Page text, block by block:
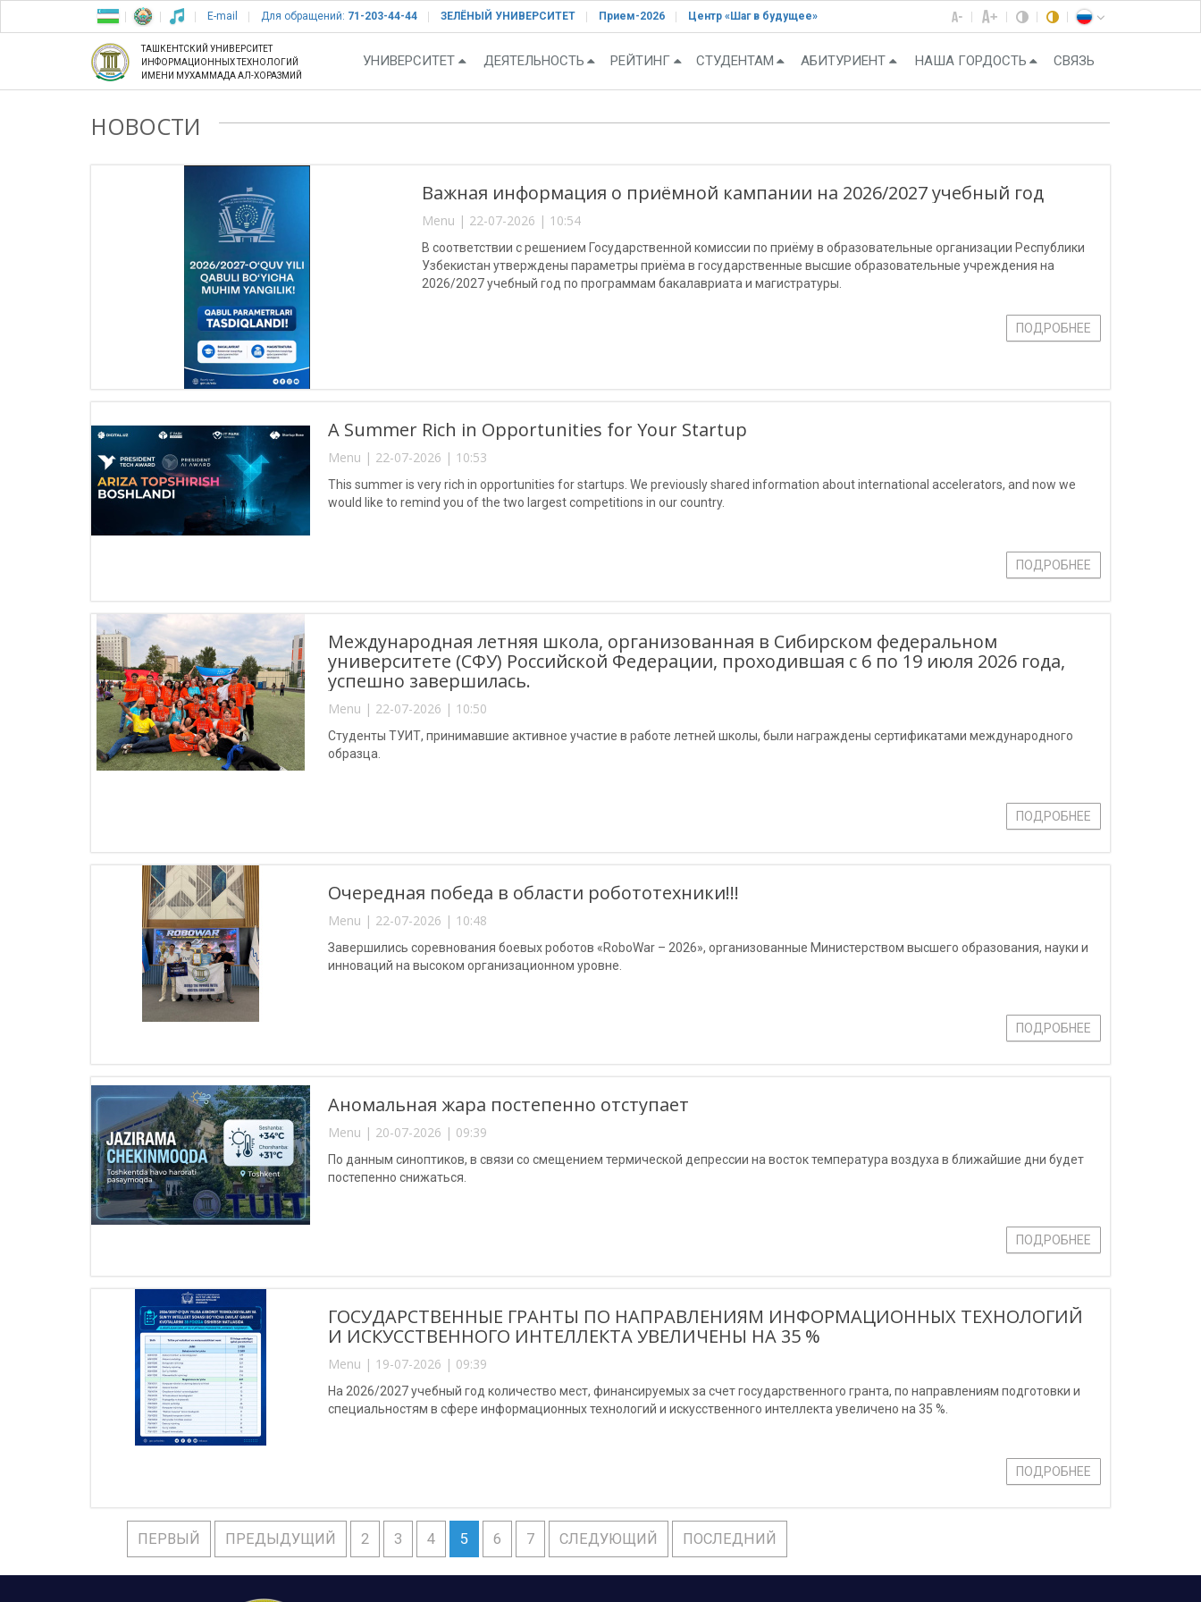
E-mail Для обращений: 71-203-44-44 ЗЕЛЁНЫЙ УНИВЕРСИТЕТ Прием-2026 Центр «Шаг в будущее»
ТАШКЕНТСКИЙ УНИВЕРСИТЕТ
ИНФОРМАЦИОННЫХ ТЕХНОЛОГИЙ
ИМЕНИ МУХАММАДА АЛ-ХОРАЗМИЙ
УНИВЕРСИТЕТ ДЕЯТЕЛЬНОСТЬ РЕЙТИНГ СТУДЕНТАМ АБИТУРИЕНТ НАША ГОРДОСТЬ СВЯЗЬ
НОВОСТИ
Важная информация о приёмной кампании на 2026/2027 учебный год
Menu | 22-07-2026 | 10:54
В соответствии с решением Государственной комиссии по приёму в образовательные организации Республики
Узбекистан утверждены параметры приёма в государственные высшие образовательные учреждения на
2026/2027 учебный год по программам бакалавриата и магистратуры.
ПОДРОБНЕЕ
A Summer Rich in Opportunities for Your Startup
Menu | 22-07-2026 | 10:53
This summer is very rich in opportunities for startups. We previously shared information about international accelerators, and now we
would like to remind you of the two largest competitions in our country.
ПОДРОБНЕЕ
Международная летняя школа, организованная в Сибирском федеральном
университете (СФУ) Российской Федерации, проходившая с 6 по 19 июля 2026 года,
успешно завершилась.
Menu | 22-07-2026 | 10:50
Студенты ТУИТ, принимавшие активное участие в работе летней школы, были награждены сертификатами международного
образца.
ПОДРОБНЕЕ
Очередная победа в области робототехники!!!
Menu | 22-07-2026 | 10:48
Завершились соревнования боевых роботов «RoboWar – 2026», организованные Министерством высшего образования, науки и
инноваций на высоком организационном уровне.
ПОДРОБНЕЕ
Аномальная жара постепенно отступает
Menu | 20-07-2026 | 09:39
По данным синоптиков, в связи со смещением термической депрессии на восток температура воздуха в ближайшие дни будет
постепенно снижаться.
ПОДРОБНЕЕ
ГОСУДАРСТВЕННЫЕ ГРАНТЫ ПО НАПРАВЛЕНИЯМ ИНФОРМАЦИОННЫХ ТЕХНОЛОГИЙ
И ИСКУССТВЕННОГО ИНТЕЛЛЕКТА УВЕЛИЧЕНЫ НА 35 %
Menu | 19-07-2026 | 09:39
На 2026/2027 учебный год количество мест, финансируемых за счет государственного гранта, по направлениям подготовки и
специальностям в сфере информационных технологий и искусственного интеллекта увеличено на 35 %.
ПОДРОБНЕЕ
ПЕРВЫЙ ПРЕДЫДУЩИЙ 2 3 4 5 6 7 СЛЕДУЮЩИЙ ПОСЛЕДНИЙ